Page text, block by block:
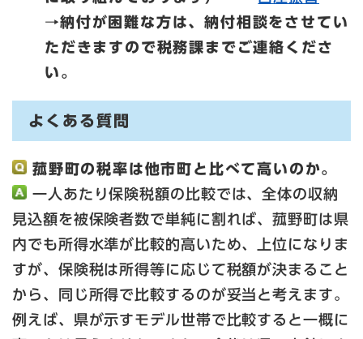
→​納付が困難な方は、納付相談をさせてい
ただきますので税務課までご連絡くださ
い。
よくある質問
菰野町の税率は他市町と比べて高いのか。
一人あたり保険税額の比較では、全体の収納
見込額を被保険者数で単純に割れば、菰野町は県
内でも所得水準が比較的高いため、上位になりま
すが、保険税は所得等に応じて税額が決まること
から、同じ所得で比較するのが妥当と考えます。
例えば、県が示すモデル世帯で比較すると一概に